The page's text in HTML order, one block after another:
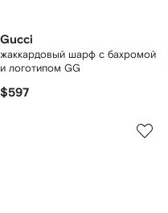
Gucci
жаккардовый шарф с бахромой
и логотипом GG
$597